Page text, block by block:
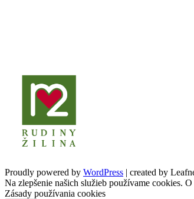
Proudly powered by WordPress | created by
Na zlepšenie našich služieb používame cookies.
Zásady používania cookies